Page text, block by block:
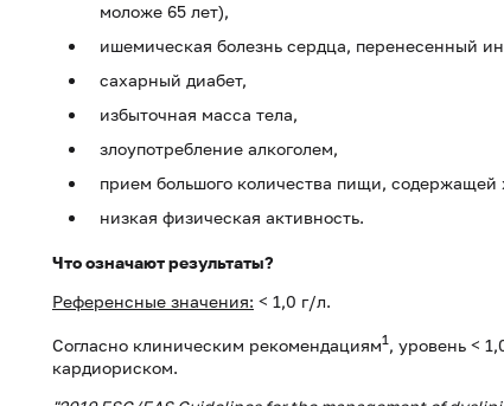
моложе 65 лет),
ишемическая болезнь сердца, перенесенный
сахарный диабет,
избыточная масса тела,
злоупотребление алкоголем,
прием большого количества пищи,
низкая физическая активность.
Что означают результаты?
Референсные значения: < 1,0 г/л.
Согласно клиническим рекомендациям1, уровень <
кардиориском.